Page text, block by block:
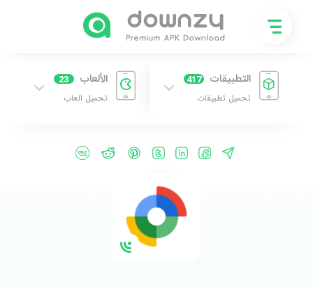
التطبيقات 417
تحميل تطبيقات
الألعاب 23
تحميل العاب